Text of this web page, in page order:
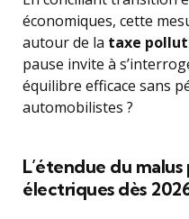
économiques, cette
autour de la taxe
pause invite à
équilibre efficace sans
automobilistes ?
L’étendue du
électriques dès